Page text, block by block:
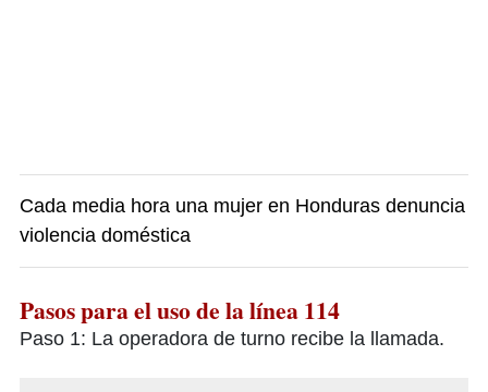
Cada media hora una mujer en Honduras denuncia
violencia doméstica
Pasos para el uso de la línea 114
Paso 1: La operadora de turno recibe la llamada.